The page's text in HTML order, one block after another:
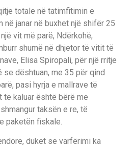
totale në tatimfitimin e
në janar në buxhet një shifër 25
vit më parë, Ndërkohë,
shumë në dhjetor të vitit të
Elisa Spiropali, për një rritje
se dështuan, me 35 për qind
pasi hyrja e mallrave të
kaluar është bërë me
taksën e re, të
paketën fiskale.
duket se varfërimi ka